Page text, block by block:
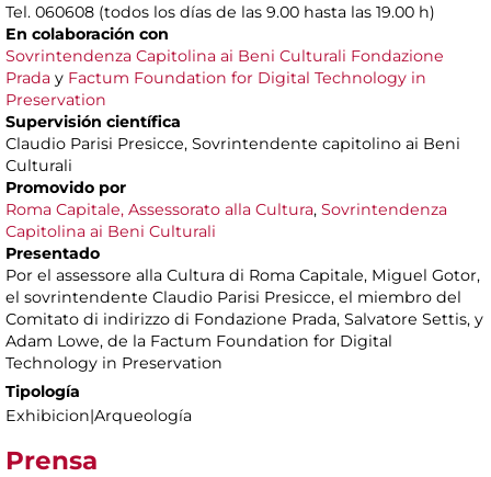
Tel. 060608 (todos los días de las 9.00 hasta las 19.00 h)
En colaboración con
Sovrintendenza Capitolina ai Beni Culturali Fondazione
Prada y Factum Foundation for Digital Technology in
Preservation
Supervisión científica
Claudio Parisi Presicce, Sovrintendente capitolino ai Beni
Culturali
Promovido por
Roma Capitale, Assessorato alla Cultura, Sovrintendenza
Capitolina ai Beni Culturali
Presentado
Por el assessore alla Cultura di Roma Capitale, Miguel Gotor,
el sovrintendente Claudio Parisi Presicce, el miembro del
Comitato di indirizzo di Fondazione Prada, Salvatore Settis, y
Adam Lowe, de la Factum Foundation for Digital
Technology in Preservation
Tipología
Exhibicion|Arqueología
Prensa